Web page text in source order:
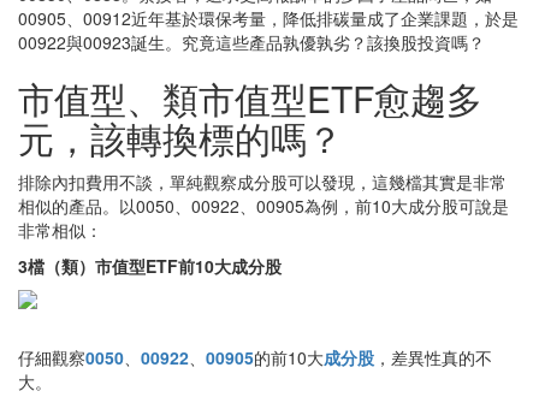
00905、00912近年基於環保考量，降低排碳量成了企業課題，於是
00922與00923誕生。究竟這些產品孰優孰劣？該換股投資嗎？
市值型、類市值型ETF愈趨多
元，該轉換標的嗎？
排除內扣費用不談，單純觀察成分股可以發現，這幾檔其實是非常
相似的產品。以0050、00922、00905為例，前10大成分股可說是
非常相似：
3檔（類）市值型ETF前10大成分股
仔細觀察0050 00922 00905的前10大成分股 ，差異性真的不
大。